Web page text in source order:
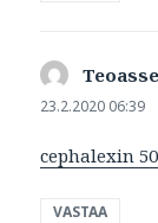
23.2.2020 06:39
cephalexin
VASTAA